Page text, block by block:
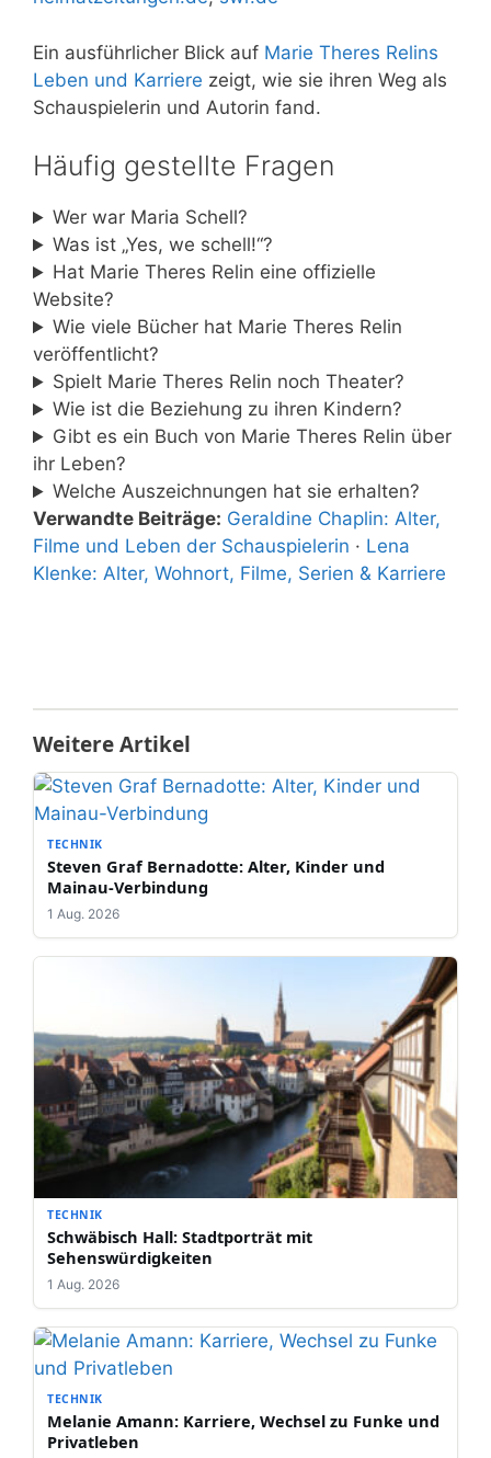
Ein ausführlicher Blick auf Marie Theres Relins
Leben und Karriere zeigt, wie sie ihren Weg als
Schauspielerin und Autorin fand.
Häufig gestellte Fragen
Wer war Maria Schell?
Was ist „Yes, we schell!“?
Hat Marie Theres Relin eine offizielle
Website?
Wie viele Bücher hat Marie Theres Relin
veröffentlicht?
Spielt Marie Theres Relin noch Theater?
Wie ist die Beziehung zu ihren Kindern?
Gibt es ein Buch von Marie Theres Relin über
ihr Leben?
Welche Auszeichnungen hat sie erhalten?
Verwandte Beiträge: Geraldine Chaplin: Alter,
Filme und Leben der Schauspielerin · Lena
Klenke: Alter, Wohnort, Filme, Serien & Karriere
Weitere Artikel
TECHNIK
Steven Graf Bernadotte: Alter, Kinder und
Mainau-Verbindung
1 Aug. 2026
TECHNIK
Schwäbisch Hall: Stadtporträt mit
Sehenswürdigkeiten
1 Aug. 2026
TECHNIK
Melanie Amann: Karriere, Wechsel zu Funke und
Privatleben